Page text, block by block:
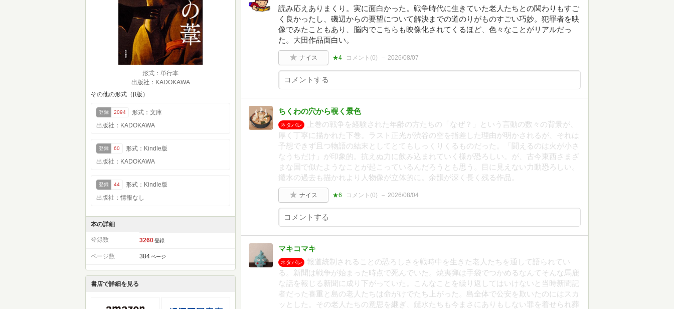
形式：単行本
出版社：KADOKAWA
その他の形式（β版）
登録 2094
形式：文庫
出版社：KADOKAWA
登録 60
形式：Kindle版
出版社：KADOKAWA
登録 44
形式：Kindle版
出版社：情報なし
本の詳細
登録数 3260 登録
ページ数 384 ページ
書店で詳細を見る
読み応えありまくり。実に面白かった。戦争時代に生きていた老人たちとの関わりもすご
く良かったし、磯辺からの要望について解決までの道のりがものすごい巧妙。犯罪者を映
像でみたこともあり、脳内でこちらも映像化されてくるほど、色々なことがリアルだっ
た。大田作品面白い。
ナイス ★4 コメント(0) 2026/08/07
ちくわの穴から覗く景色
ネタバレ
上巻の戦争を経験された年齢の方たちの「なぜ？」という言動の数々の背景が、
厚く丁寧に描かれた下巻。ラスト正光が渋谷の空を指差した理由が明かされるが、それは
予想できず且つ物語の結末としてとてもしっくりくるものだった。「闘えるのは火が小さ
なうちだけ」が印象的。抗えぬ力に飲み込まれていく様が恐ろしい。が、古今東西さまざ
まな国で似たようなことが起こっているんだろうとも思う。目に見えない力動恐ろしい。
鑓水の過去も描かれより人物像が立体的に。余韻が深く長く残る作品。
ナイス ★6 コメント(0) 2026/08/04
マキコマキ
ネタバレ
報道統制されることの恐ろしさを戦時中を生きた老人たちを通して語られてい
る。新聞は戦争が始まった時点で死んでいた。焼夷弾は手袋でつかめるなんてそんな馬鹿
な話を報じる新聞に成り下がっていた。こんなことを繰り返してはいけないと当時新聞記
者だった喜重と島の老人たちは命がけでたち上がった。島全体で公安を欺いたのにはスカ
ッとした。その老人たちの意思を継ぎ、鑓水たちも今まさにありもしない罪を着せられ葬